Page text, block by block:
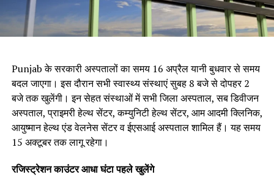
Punjab के सरकारी अस्पतालों का समय 16 अप्रैल यानी बुधवार से समय
बदल जाएगा। इस दौरान सभी स्वास्थ्य संस्थाएं सुबह 8 बजे से दोपहर 2
बजे तक खुलेंगी। इन सेहत संस्थाओं में सभी जिला अस्पताल, सब डिवीजन
अस्पताल, प्राइमरी हेल्थ सेंटर, कम्युनिटी हेल्थ सेंटर, आम आदमी क्लिनिक,
आयुष्मान हेल्थ एंड वेलनेस सेंटर व ईएसआई अस्पताल शामिल हैं। यह समय
15 अक्टूबर तक लागू रहेगा।
रजिस्ट्रेशन काउंटर आधा घंटा पहले खुलेंगे